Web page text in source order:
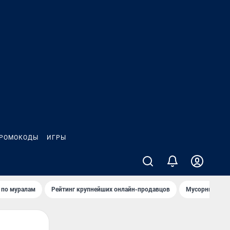
ИГРЫ
по мурaлaм Рейтинг крупнейших онлайн-продавцов Мусорный